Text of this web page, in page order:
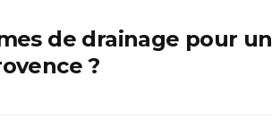
de drainage pour un
?